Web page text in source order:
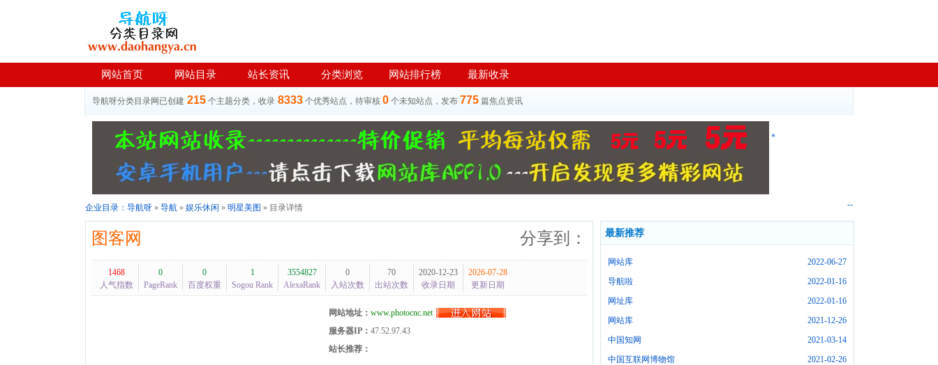
网站首页 网站目录 站长资讯 分类浏览 网站排行榜 最新收录
导航呀分类目录网已创建 215 个主题分类，收录 8333 个优秀站点，待审核 0 个未知站点，发布 775 篇焦点资讯
*
--
企业目录： 导航呀 » 导航 » 娱乐休闲 » 明星美图 » 目录详情
分享到：
图客网
1468
人气指数
0
PageRank
0
百度权重
1
Sogou Rank
3554827
AlexaRank
0
入站次数
70
出站次数
2020-12-23
收录日期
2026-07-28
更新日期
网站地址： www.photocnc.net
服务器IP： 47.52.97.43
站长推荐：
最新推荐
2022-06-27
网站库
2022-01-16
导航啦
2022-01-16
网址库
2021-12-26
网站库
2021-03-14
中国知网
2021-02-26
中国互联网博物馆